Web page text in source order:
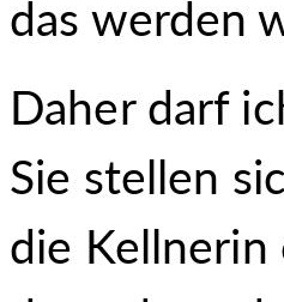
das werden
Daher darf
Sie stellen
die Kellnerin